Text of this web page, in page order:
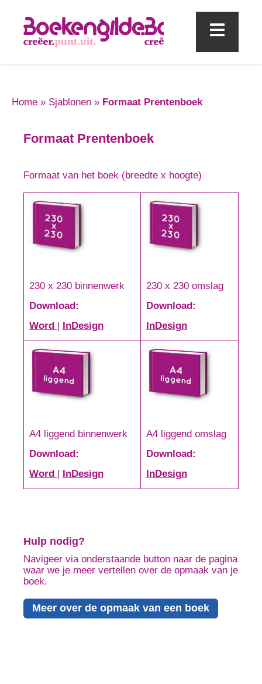
Home » Sjablonen » Formaat Prentenboek
Formaat Prentenboek
Formaat van het boek (breedte x hoogte)
230 x 230 binnenwerk
Download:
Word | InDesign
230 x 230 omslag
Download:
InDesign
A4 liggend binnenwerk
Download:
Word | InDesign
A4 liggend omslag
Download:
InDesign
Hulp nodig?
Navigeer via onderstaande button naar de pagina
waar we je meer vertellen over de opmaak van je
boek.
Meer over de opmaak van een boek